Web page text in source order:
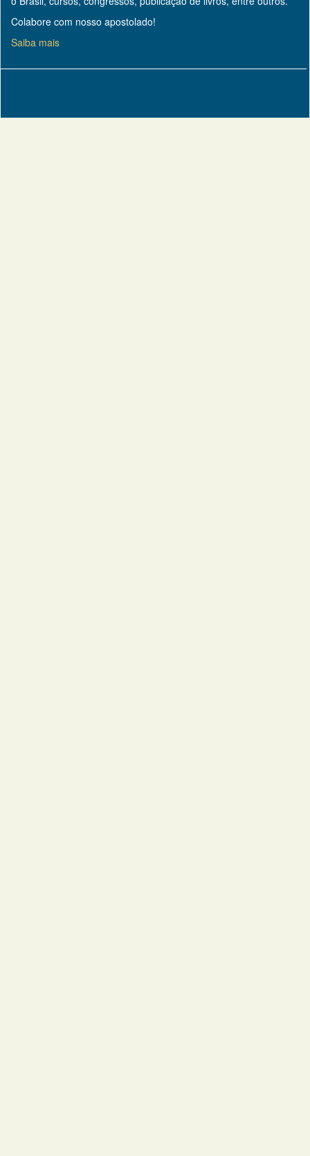
Colabore com nosso apostolado!
Saiba mais